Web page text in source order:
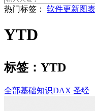
热门标签： 软件更新图
YTD
标签：YTD
全部基础知识DAX 圣经